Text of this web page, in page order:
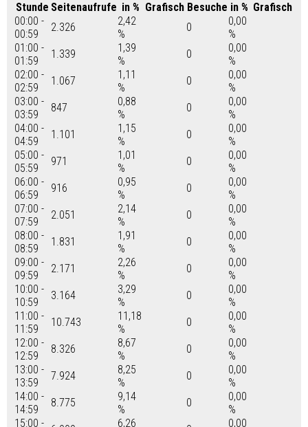
Stunde Seitenaufrufe in % Grafisch Besuche in % Grafisch
00:00 -
00:59
2.326
2,42
%
0
0,00
%
01:00 -
01:59
1.339
1,39
%
0
0,00
%
02:00 -
02:59
1.067
1,11
%
0
0,00
%
03:00 -
03:59
847
0,88
%
0
0,00
%
04:00 -
04:59
1.101
1,15
%
0
0,00
%
05:00 -
05:59
971
1,01
%
0
0,00
%
06:00 -
06:59
916
0,95
%
0
0,00
%
07:00 -
07:59
2.051
2,14
%
0
0,00
%
08:00 -
08:59
1.831
1,91
%
0
0,00
%
09:00 -
09:59
2.171
2,26
%
0
0,00
%
10:00 -
10:59
3.164
3,29
%
0
0,00
%
11:00 -
11:59
10.743
11,18
%
0
0,00
%
12:00 -
12:59
8.326
8,67
%
0
0,00
%
13:00 -
13:59
7.924
8,25
%
0
0,00
%
14:00 -
14:59
8.775
9,14
%
0
0,00
%
15:00 -
6,26
0,00